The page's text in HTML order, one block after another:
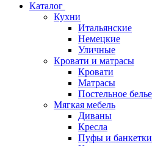
Каталог
Кухни
Итальянские
Немецкие
Уличные
Кровати и матрасы
Кровати
Матрасы
Постельное белье
Мягкая мебель
Диваны
Кресла
Пуфы и банкетки